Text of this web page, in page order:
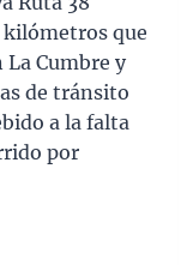
que
Cumbre y
de tránsito
a la falta
por